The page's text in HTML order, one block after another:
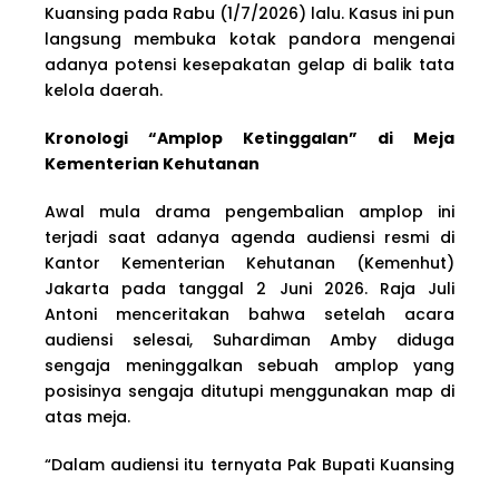
Kuansing pada Rabu (1/7/2026) lalu. Kasus ini pun
langsung membuka kotak pandora mengenai
adanya potensi kesepakatan gelap di balik tata
kelola daerah.
Kronologi “Amplop Ketinggalan” di Meja
Kementerian Kehutanan
Awal mula drama pengembalian amplop ini
terjadi saat adanya agenda audiensi resmi di
Kantor Kementerian Kehutanan (Kemenhut)
Jakarta pada tanggal 2 Juni 2026. Raja Juli
Antoni menceritakan bahwa setelah acara
audiensi selesai, Suhardiman Amby diduga
sengaja meninggalkan sebuah amplop yang
posisinya sengaja ditutupi menggunakan map di
atas meja.
“Dalam audiensi itu ternyata Pak Bupati Kuansing